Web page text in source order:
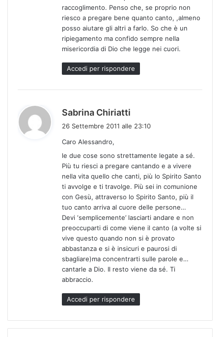
raccoglimento. Penso che, se proprio non
riesco a pregare bene quanto canto, ,almeno
posso aiutare gli altri a farlo. So che è un
ripiegamento ma confido sempre nella
misericordia di Dio che legge nei cuori.
Accedi per rispondere
Sabrina Chiriatti
t
t
o
:
26 Settembre 2011 alle 23:10
Caro Alessandro,
le due cose sono strettamente legate a sé.
Più tu riesci a pregare cantando e a vivere
nella vita quello che canti, più lo Spirito Santo
ti avvolge e ti travolge. Più sei in comunione
con Gesù, attraverso lo Spirito Santo, più il
tuo canto arriva al cuore delle persone…
Devi ‘semplicemente’ lasciarti andare e non
preoccuparti di come viene il canto (a volte si
vive questo quando non si è provato
abbastanza e si è insicuri e paurosi di
sbagliare)ma concentrarti sulle parole e…
cantarle a Dio. Il resto viene da sé. Ti
abbraccio.
Accedi per rispondere